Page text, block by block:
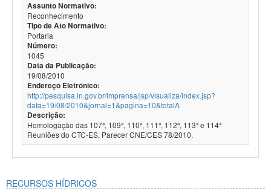
Assunto Normativo:
Reconhecimento
Tipo de Ato Normativo:
Portaria
Número:
1045
Data da Publicação:
19/08/2010
Endereço Eletrônico:
http://pesquisa.in.gov.br/imprensa/jsp/visualiza/index.jsp?
data=19/08/2010&jornal=1&pagina=10&totalA
Descrição:
Homologação das 107ª, 109ª, 110ª, 111ª, 112ª, 113ª e 114ª
Reuniões do CTC-ES, Parecer CNE/CES 78/2010.
RECURSOS HÍDRICOS